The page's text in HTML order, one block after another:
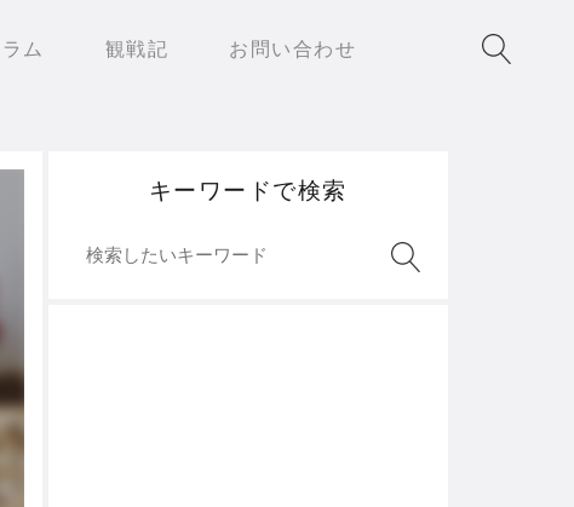
ム 観戦記 お問い合わせ
キーワードで検索